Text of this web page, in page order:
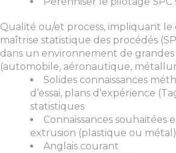
Qualité ou/et process, impliquant
maîtrise statistique des procédés
dans un environnement de grandes
(automobile, aéronautique,
Solides connaissances
d’essai, plans d’expérience
statistiques
Connaissances souhaitées
extrusion (plastique ou métal)
Anglais courant